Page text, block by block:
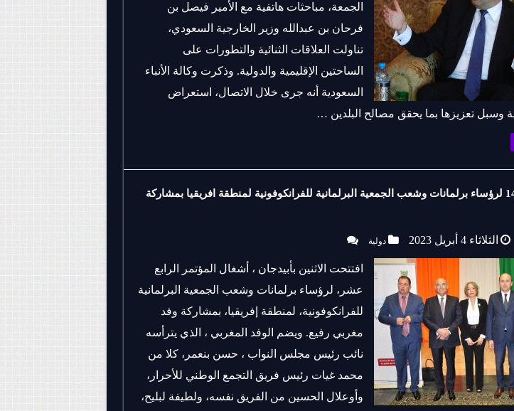
الجمعة، مباحثات هاتفية مع الأمير فيصل بن
فرحان بن عبدالله وزير الخارجية السعودي،
تناولت العلاقات الثنائية والتطورات على
الساحتين الإقليمية والدولية. وذكرت وكالة الأنباء
السعودية أنه جرى خلال الاتصال، استعراض
وسبل تعزيزها بما يحقق مصالح البلدين …
افتتاح المؤتمر14 لرؤساء برلمانات وشعب الجمعية البرلمانية للفرانكوفونية لمنطقة افريقيا بمشاركة
الثلاثاء 4 أبريل 2023 دولية
افتتحت الاثنين بأبيدجان ، أشغال المؤتمر الرابع
عشر، لرؤساء برلمانات وشعب الجمعية البرلمانية
للفرانكوفونية، لمنطقة إفريقيا، بمشاركة وفد
مغربي رفيع. ويضم الوفد المغربي ، الذي يترأسه
نائب رئيس مجلس النواب ، حسن بنعمر، كلا من
محمد غيات رئيس فريق التجمع الوطني للأحرار،
وأوعلال الحسين من الفريق نفسه، ولطيفة لبليح،